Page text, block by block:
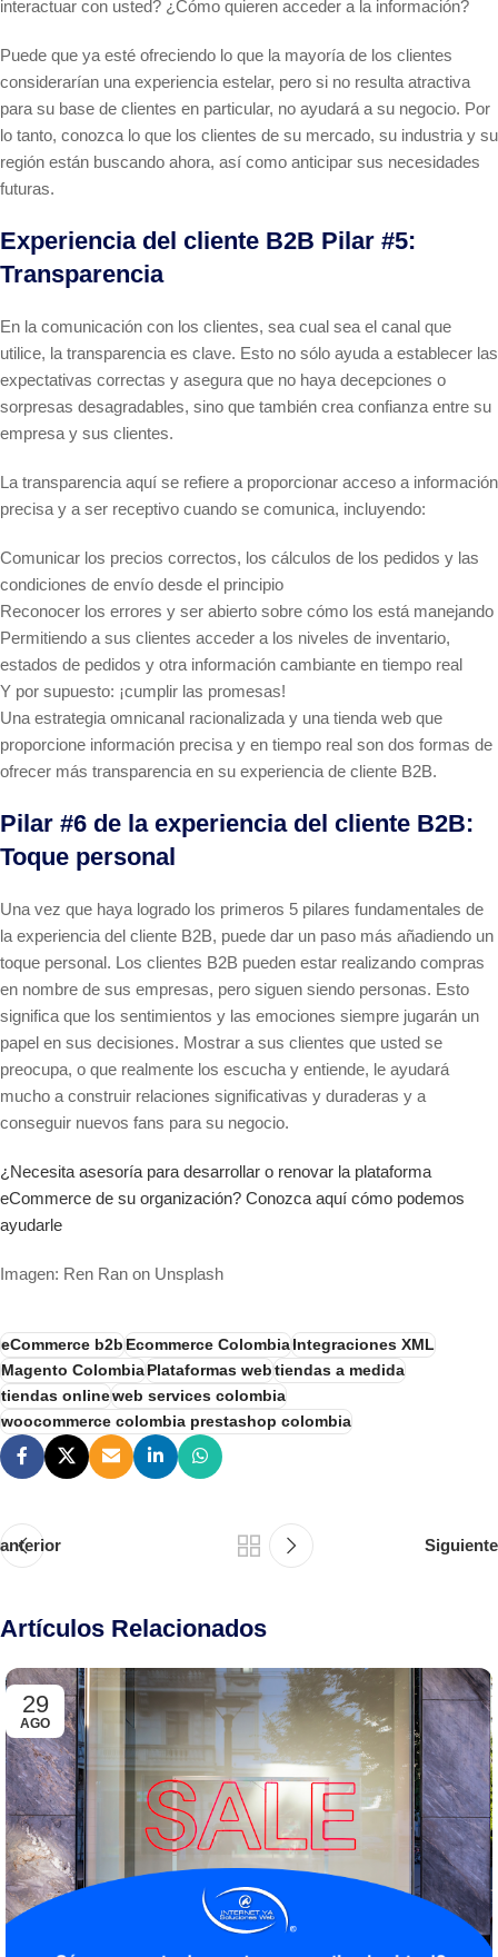
interactuar con usted? ¿Cómo quieren acceder a la información?
Puede que ya esté ofreciendo lo que la mayoría de los clientes
considerarían una experiencia estelar, pero si no resulta atractiva
para su base de clientes en particular, no ayudará a su negocio. Por
lo tanto, conozca lo que los clientes de su mercado, su industria y su
región están buscando ahora, así como anticipar sus necesidades
futuras.
Experiencia del cliente B2B Pilar #5:
Transparencia
En la comunicación con los clientes, sea cual sea el canal que
utilice, la transparencia es clave. Esto no sólo ayuda a establecer las
expectativas correctas y asegura que no haya decepciones o
sorpresas desagradables, sino que también crea confianza entre su
empresa y sus clientes.
La transparencia aquí se refiere a proporcionar acceso a información
precisa y a ser receptivo cuando se comunica, incluyendo:
Comunicar los precios correctos, los cálculos de los pedidos y las
condiciones de envío desde el principio
Reconocer los errores y ser abierto sobre cómo los está manejando
Permitiendo a sus clientes acceder a los niveles de inventario,
estados de pedidos y otra información cambiante en tiempo real
Y por supuesto: ¡cumplir las promesas!
Una estrategia omnicanal racionalizada y una tienda web que
proporcione información precisa y en tiempo real son dos formas de
ofrecer más transparencia en su experiencia de cliente B2B.
Pilar #6 de la experiencia del cliente B2B:
Toque personal
Una vez que haya logrado los primeros 5 pilares fundamentales de
la experiencia del cliente B2B, puede dar un paso más añadiendo un
toque personal. Los clientes B2B pueden estar realizando compras
en nombre de sus empresas, pero siguen siendo personas. Esto
significa que los sentimientos y las emociones siempre jugarán un
papel en sus decisiones. Mostrar a sus clientes que usted se
preocupa, o que realmente los escucha y entiende, le ayudará
mucho a construir relaciones significativas y duraderas y a
conseguir nuevos fans para su negocio.
¿Necesita asesoría para desarrollar o renovar la plataforma
eCommerce de su organización? Conozca aquí cómo podemos
ayudarle
Imagen: Ren Ran on Unsplash
eCommerce b2b Ecommerce ColombiaIntegraciones XML
Magento ColombiaPlataformas web tiendas a medida
tiendas onlineweb services colombia
woocommerce colombia prestashop colombia
anterior Siguiente
Artículos Relacionados
29
AGO